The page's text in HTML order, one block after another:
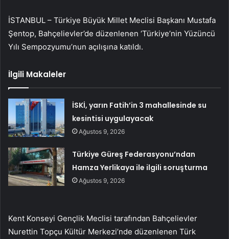
İSTANBUL – Türkiye Büyük Millet Meclisi Başkanı Mustafa
Şentop, Bahçelievler’de düzenlenen ‘Türkiye’nin Yüzüncü
Yılı Sempozyumu’nun açılışına katıldı.
İlgili Makaleler
İSKİ, yarın Fatih’in 3 mahallesinde su
kesintisi uygulayacak
Ağustos 9, 2026
Türkiye Güreş Federasyonu’ndan
Hamza Yerlikaya ile ilgili soruşturma
Ağustos 9, 2026
Kent Konseyi Gençlik Meclisi tarafından Bahçelievler
Nurettin Topçu Kültür Merkezi’nde düzenlenen Türk